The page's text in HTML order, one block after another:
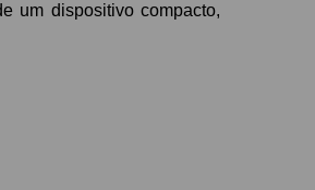
um dispositivo compacto,